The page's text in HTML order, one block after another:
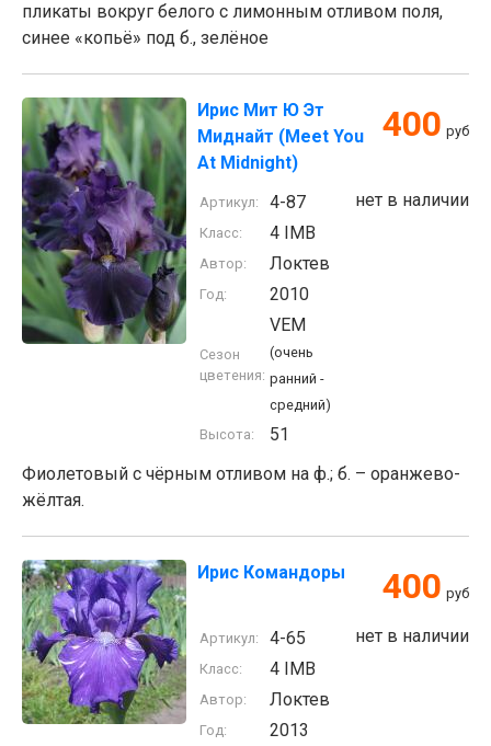
пликаты вокруг белого с лимонным отливом поля,
синее «копьё» под б., зелёное
Ирис Мит Ю Эт
Миднайт (Meet You
At Midnight)
400 руб
нет в наличии
Артикул: 4-87
Класс: 4 IMB
Автор: Локтев
Год: 2010
Сезон
цветения:
VEM
(очень
ранний -
средний)
Высота:
51
Фиолетовый с чёрным отливом на ф.; б. – оранжево-
жёлтая.
Ирис Командоры 400 руб
нет в наличии
Артикул: 4-65
Класс: 4 IMB
Автор: Локтев
Год: 2013